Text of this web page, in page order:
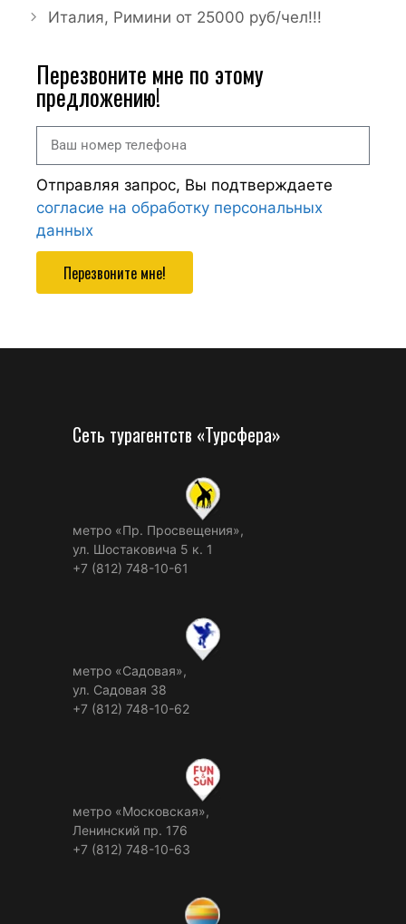
Италия, Римини от 25000 руб/чел!!!
Перезвоните мне по этому
предложению!
Отправляя запрос, Вы подтверждаете
согласие на обработку персональных
данных
Перезвоните мне!
Сеть турагентств «Турсфера»
метро «Пр. Просвещения»,
ул. Шостаковича 5 к. 1
+7 (812) 748-10-61
метро «Садовая»,
ул. Садовая 38
+7 (812) 748-10-62
метро «Московская»,
Ленинский пр. 176
+7 (812) 748-10-63